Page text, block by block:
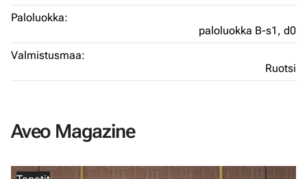
Paloluokka:
paloluokka B-s1, d0
Valmistusmaa:
Ruotsi
Aveo Magazine